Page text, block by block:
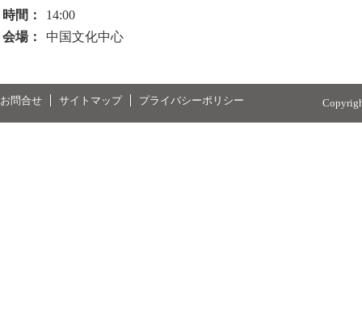
時間：
14:00
会場：
中国文化中心
お問合せ サイトマップ プライバシーポリシー